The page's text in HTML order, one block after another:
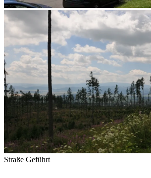
Straße Geführt